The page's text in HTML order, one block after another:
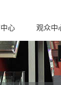
心 观众中